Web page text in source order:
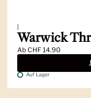
|
Warwick
AbCHF 14.90
Auf Lager